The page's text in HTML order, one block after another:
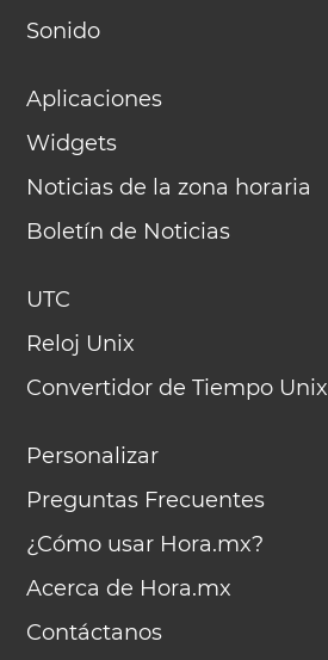
Sonido
Aplicaciones
Widgets
Noticias de la zona horaria
Boletín de Noticias
UTC
Reloj Unix
Convertidor de Tiempo Unix
Personalizar
Preguntas Frecuentes
¿Cómo usar Hora.mx?
Acerca de Hora.mx
Contáctanos